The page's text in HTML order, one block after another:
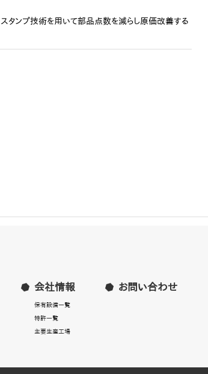
タンプ技術を用いて部品点数を減らし原価改善する
会社情報
保有設備一覧
特許一覧
主要生産工場
お問い合わせ